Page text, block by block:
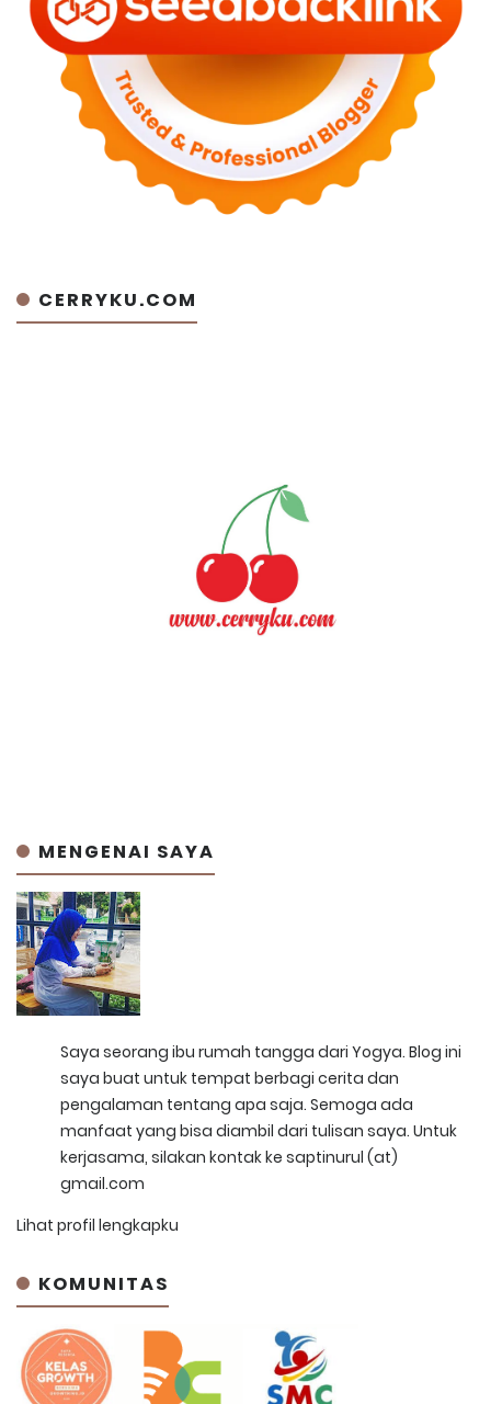
CERRYKU.COM
MENGENAI SAYA
Saya seorang ibu rumah tangga dari Yogya. Blog ini
saya buat untuk tempat berbagi cerita dan
pengalaman tentang apa saja. Semoga ada
manfaat yang bisa diambil dari tulisan saya. Untuk
kerjasama, silakan kontak ke saptinurul (at)
gmail.com
Lihat profil lengkapku
KOMUNITAS